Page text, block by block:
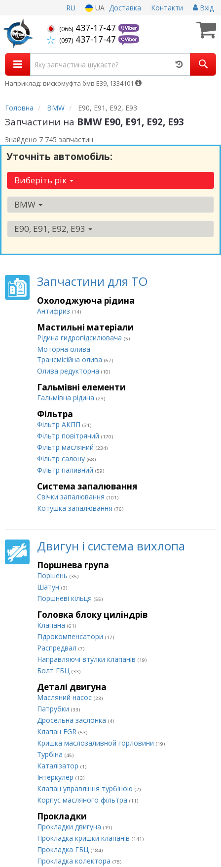
RU UA Доставка Контакти Вхід
(066) 437-17-47
(097) 437-17-47
Наприклад: вискомуфта бмв Е39, 1334101
Головна BMW E90, E91, E92, E93
Запчастини на BMW E90, E91, E92, E93
Знайдено 7 745 запчастин
Уточніть автомобіль:
Виберіть рік
BMW
E90, E91, E92, E93
Запчастини для ТО
Охолоджуюча рідина
Антифриз (14)
Мастильні матеріали
Рідина гидропідсилювача (5)
Моторна олива
Трансмісійна олива (67)
Олива редукторна (10)
Гальмівні елементи
Гальмівна рідина (23)
Фільтра
Фільтр АКПП (31)
Фільтр повітряний (170)
Фільтр масляний (234)
Фільтр салону (68)
Фільтр паливний (59)
Система запалювання
Свічки запалювання (101)
Котушка запалювання (76)
Двигун і система вихлопа
Поршнева група
Поршень (35)
Шатун (3)
Поршневі кільця (55)
Головка блоку циліндрів
Клапана (61)
Гідрокомпенсатори (17)
Распредвал (7)
Направляючі втулки клапанів (19)
Болт ГБЦ (33)
Деталі двигуна
Масляний насос (23)
Патрубки (33)
Дросельна заслонка (4)
Клапан EGR (53)
Кришка маслозаливной горловини (19)
Турбіна (45)
Каталізатор (1)
Інтеркулер (13)
Клапан управління турбіною (2)
Корпус масляного фільтра (11)
Прокладки
Прокладки двигуна (19)
Прокладка кришки клапанів (141)
Прокладка ГБЦ (184)
Прокладка колектора (78)